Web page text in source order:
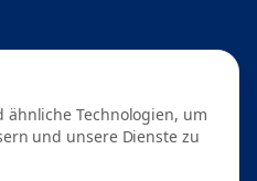
ähnliche Technologien, um
und unsere Dienste zu